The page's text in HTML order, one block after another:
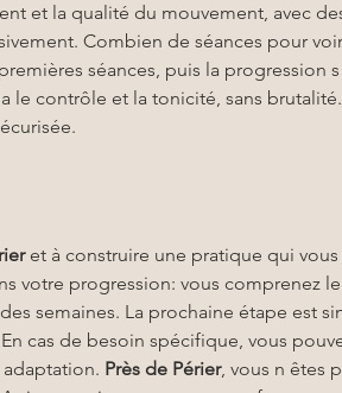
et la qualité du mouvement, avec
Combien de séances pour
séances, puis la progression
le contrôle et la tonicité, sans
et à construire une pratique qui vous
votre progression: vous comprenez
semaines. La prochaine étape est
cas de besoin spécifique, vous
Près de Périer, vous n êtes